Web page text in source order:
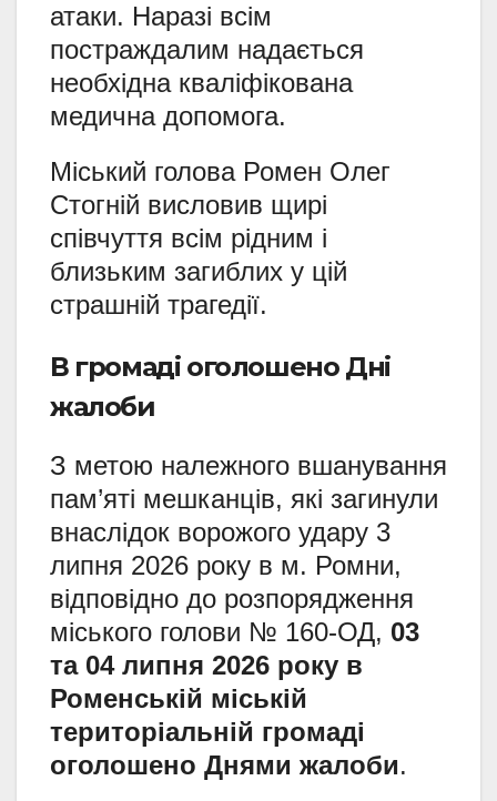
атаки. Наразі всім
постраждалим надається
необхідна кваліфікована
медична допомога.
Міський голова Ромен Олег
Стогній висловив щирі
співчуття всім рідним і
близьким загиблих у цій
страшній трагедії.
В громаді оголошено Дні
жалоби
З метою належного вшанування
пам’яті мешканців, які загинули
внаслідок ворожого удару 3
липня 2026 року в м. Ромни,
відповідно до розпорядження
міського голови № 160-ОД, 03
та 04 липня 2026 року в
Роменській міській
територіальній громаді
оголошено Днями жалоби.